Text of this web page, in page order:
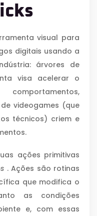
visual para
digitais usando a
árvores de
visa acelerar o
videogames (que
técnicos) criem e
ações primitivas
. Ações são rotinas
que modifica o
as condições
e, com essas